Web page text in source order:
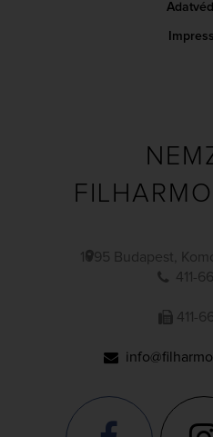
1095 Budapest,
411-
411-